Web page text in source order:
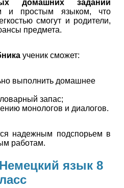
домашних заданий
и простым языком, что
смогут и родители,
предмета.
ученик сможет:
выполнить домашнее
запас;
монологов и диалогов.
надежным подспорьем в
работам.
язык 8